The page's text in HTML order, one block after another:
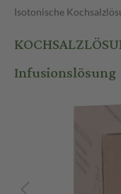
Isotonische
Infusionslösung